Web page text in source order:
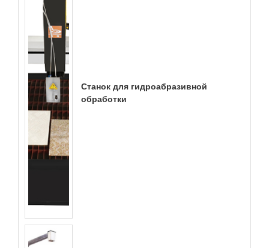
Станок для гидроабразивной
обработки